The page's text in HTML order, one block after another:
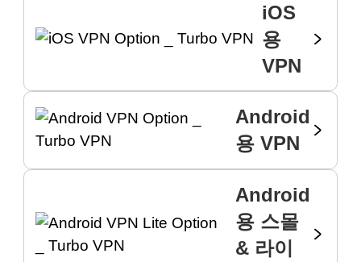
iOS
용
VPN
Android
용 VPN
Android
용 스몰
& 라이